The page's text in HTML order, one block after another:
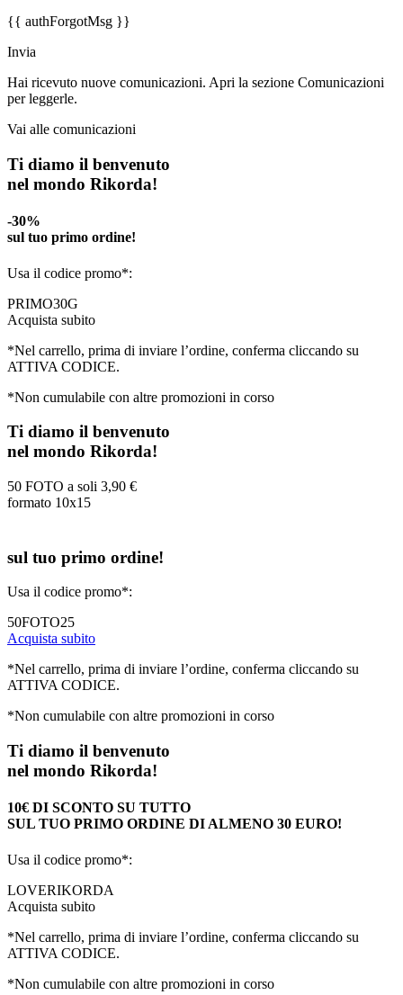
{{ authForgotMsg }}
Invia
Hai ricevuto nuove comunicazioni. Apri la sezione Comunicazioni
per leggerle.
Vai alle comunicazioni
Ti diamo il benvenuto
nel mondo Rikorda!
-30%
sul tuo primo ordine!
Usa il codice promo*:
PRIMO30G
Acquista subito
*Nel carrello, prima di inviare l’ordine, conferma cliccando su
ATTIVA CODICE.
*Non cumulabile con altre promozioni in corso
Ti diamo il benvenuto
nel mondo Rikorda!
50 FOTO a soli 3,90 €
formato 10x15
sul tuo primo ordine!
Usa il codice promo*:
50FOTO25
Acquista subito
*Nel carrello, prima di inviare l’ordine, conferma cliccando su
ATTIVA CODICE.
*Non cumulabile con altre promozioni in corso
Ti diamo il benvenuto
nel mondo Rikorda!
10€ DI SCONTO SU TUTTO
SUL TUO PRIMO ORDINE DI ALMENO 30 EURO!
Usa il codice promo*:
LOVERIKORDA
Acquista subito
*Nel carrello, prima di inviare l’ordine, conferma cliccando su
ATTIVA CODICE.
*Non cumulabile con altre promozioni in corso